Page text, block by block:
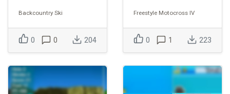
Backcountry Ski
0 0 204
Freestyle Motocross IV
0 1 223